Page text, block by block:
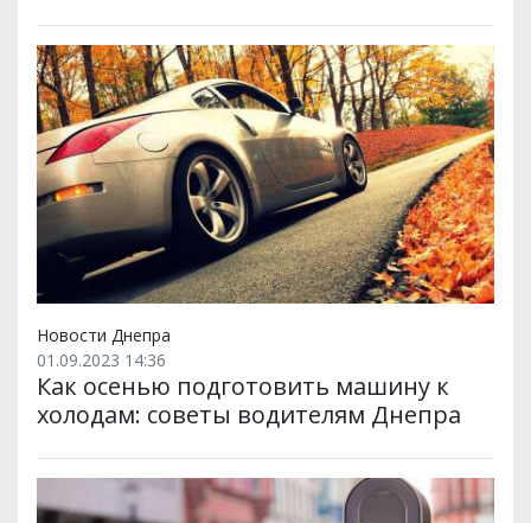
Новости Днепра
01.09.2023 14:36
Как осенью подготовить машину к
холодам: советы водителям Днепра